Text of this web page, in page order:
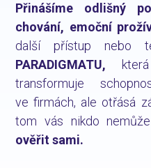
Přinášíme odlišný
chování, emoční
další přístup nebo
PARADIGMATU,
transformuje
ve firmách, ale otřásá
tom vás nikdo
ověřit sami.